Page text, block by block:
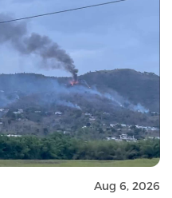
Aug 6, 2026